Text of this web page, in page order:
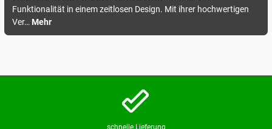
Funktionalität in einem zeitlosen Design. Mit ihrer hochwertigen
Ver… Mehr
schnelle Lieferung